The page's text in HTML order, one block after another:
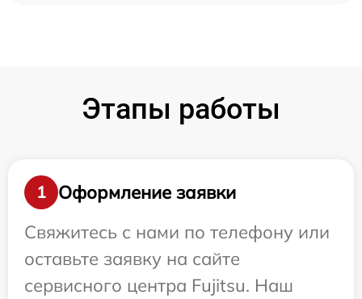
Этапы работы
1
Оформление заявки
Свяжитесь с нами по телефону или
оставьте заявку на сайте
сервисного центра Fujitsu. Наш